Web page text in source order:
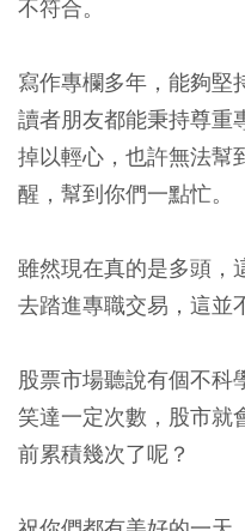
不符合。
寫作專欄多年，能夠堅
讀者朋友都能秉持尊重
掉以輕心，也許無法幫
醒，幫到你們一點忙。
雖然現在真的是多頭，
去踏進專職交易，這並
股票市場聽說有個不科
笑達一定次數，股市就
前累積幾次了呢？